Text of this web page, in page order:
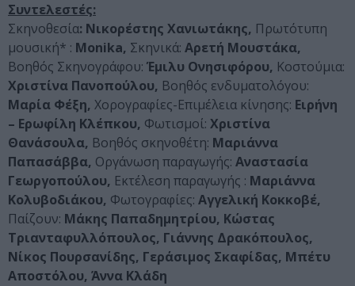
Συντελεστές:
Σκηνοθεσία: Νικορέστης Χανιωτάκης, Πρωτότυπη
μουσική* : Monika, Σκηνικά: Αρετή Μουστάκα,
Βοηθός Σκηνογράφου: Έμιλυ Ονησιφόρου, Κοστούμια:
Χριστίνα Πανοπούλου, Βοηθός ενδυματολόγου:
Μαρία Φέξη, Χορογραφίες-Επιμέλεια κίνησης: Ειρήνη
– Ερωφίλη Κλέπκου, Φωτισμοί: Χριστίνα
Θανάσουλα, Βοηθός σκηνοθέτη: Μαριάννα
Παπασάββα, Οργάνωση παραγωγής: Αναστασία
Γεωργοπούλου, Εκτέλεση παραγωγής : Μαριάννα
Κολυβοδιάκου, Φωτογραφίες: Αγγελική Κοκκοβέ,
Παίζουν: Μάκης Παπαδημητρίου, Κώστας
Τριανταφυλλόπουλος, Γιάννης Δρακόπουλος,
Νίκος Πουρσανίδης, Γεράσιμος Σκαφίδας, Μπέτυ
Αποστόλου, Άννα Κλάδη